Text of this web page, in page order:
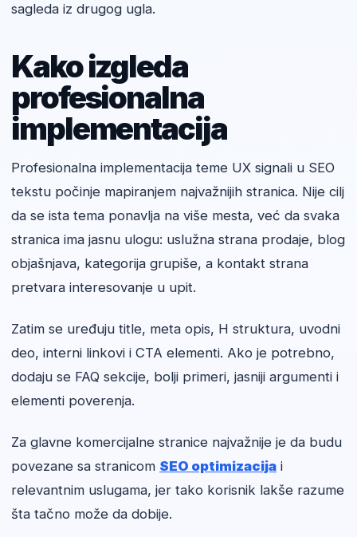
sagleda iz drugog ugla.
Kako izgleda
profesionalna
implementacija
Profesionalna implementacija teme UX signali u SEO
tekstu počinje mapiranjem najvažnijih stranica. Nije cilj
da se ista tema ponavlja na više mesta, već da svaka
stranica ima jasnu ulogu: uslužna strana prodaje, blog
objašnjava, kategorija grupiše, a kontakt strana
pretvara interesovanje u upit.
Zatim se uređuju title, meta opis, H struktura, uvodni
deo, interni linkovi i CTA elementi. Ako je potrebno,
dodaju se FAQ sekcije, bolji primeri, jasniji argumenti i
elementi poverenja.
Za glavne komercijalne stranice najvažnije je da budu
povezane sa stranicom SEO optimizacija i
relevantnim uslugama, jer tako korisnik lakše razume
šta tačno može da dobije.